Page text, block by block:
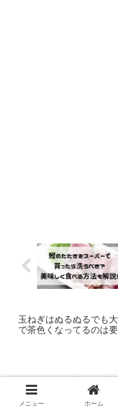
玉ねぎはぬるぬるでも
で茶色くなってるのは要
メニュー ホーム